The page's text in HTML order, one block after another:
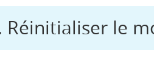
Réinitialiser le